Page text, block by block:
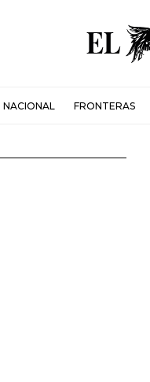
NACIONAL FRONTERAS